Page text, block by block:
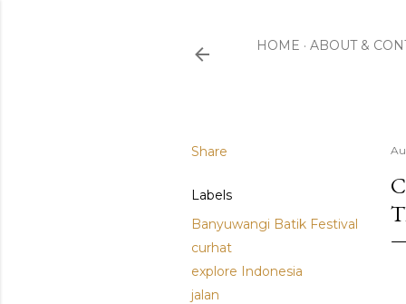
HOME ABOUT &
Share
Labels
Banyuwangi Batik Festival
curhat
explore Indonesia
jalan